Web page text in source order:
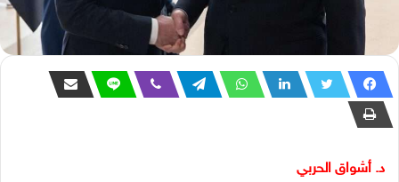
د. أشواق الحربي